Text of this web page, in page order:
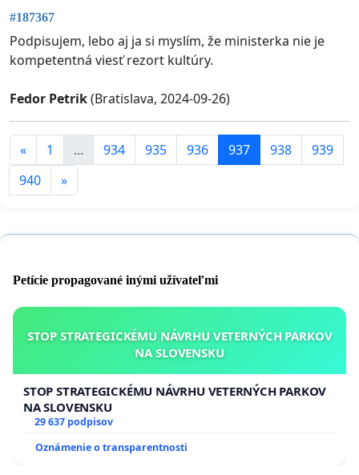
#187367
Podpisujem, lebo aj ja si myslím, že ministerka nie je
kompetentná viesť rezort kultúry.
Fedor Petrik(Bratislava, 2024-09-26)
« 1 ... 934 935 936 937 938
939
940
»
Petície propagované inými užívateľmi
STOP STRATEGICKÉMU NÁVRHU VETERNÝCH PARKOV
NA SLOVENSKU
STOP STRATEGICKÉMU NÁVRHU VETERNÝCH PARKOV
NA SLOVENSKU
29 637 podpisov
Oznámenie o transparentnosti